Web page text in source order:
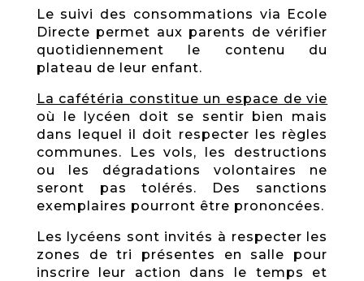
Le suivi des consommations via Ecole
Directe permet aux parents de vérifier
quotidiennement le contenu du
plateau de leur enfant.
La cafétéria constitue un espace de vie
où le lycéen doit se sentir bien mais
dans lequel il doit respecter les règles
communes. Les vols, les destructions
ou les dégradations volontaires ne
seront pas tolérés. Des sanctions
exemplaires pourront être prononcées.
Les lycéens sont invités à respecter les
zones de tri présentes en salle pour
inscrire leur action dans le temps et